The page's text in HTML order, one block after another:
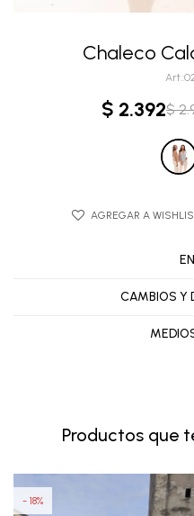
Chaleco
$ 2.392$
CAMBIOS Y
Productos que
18